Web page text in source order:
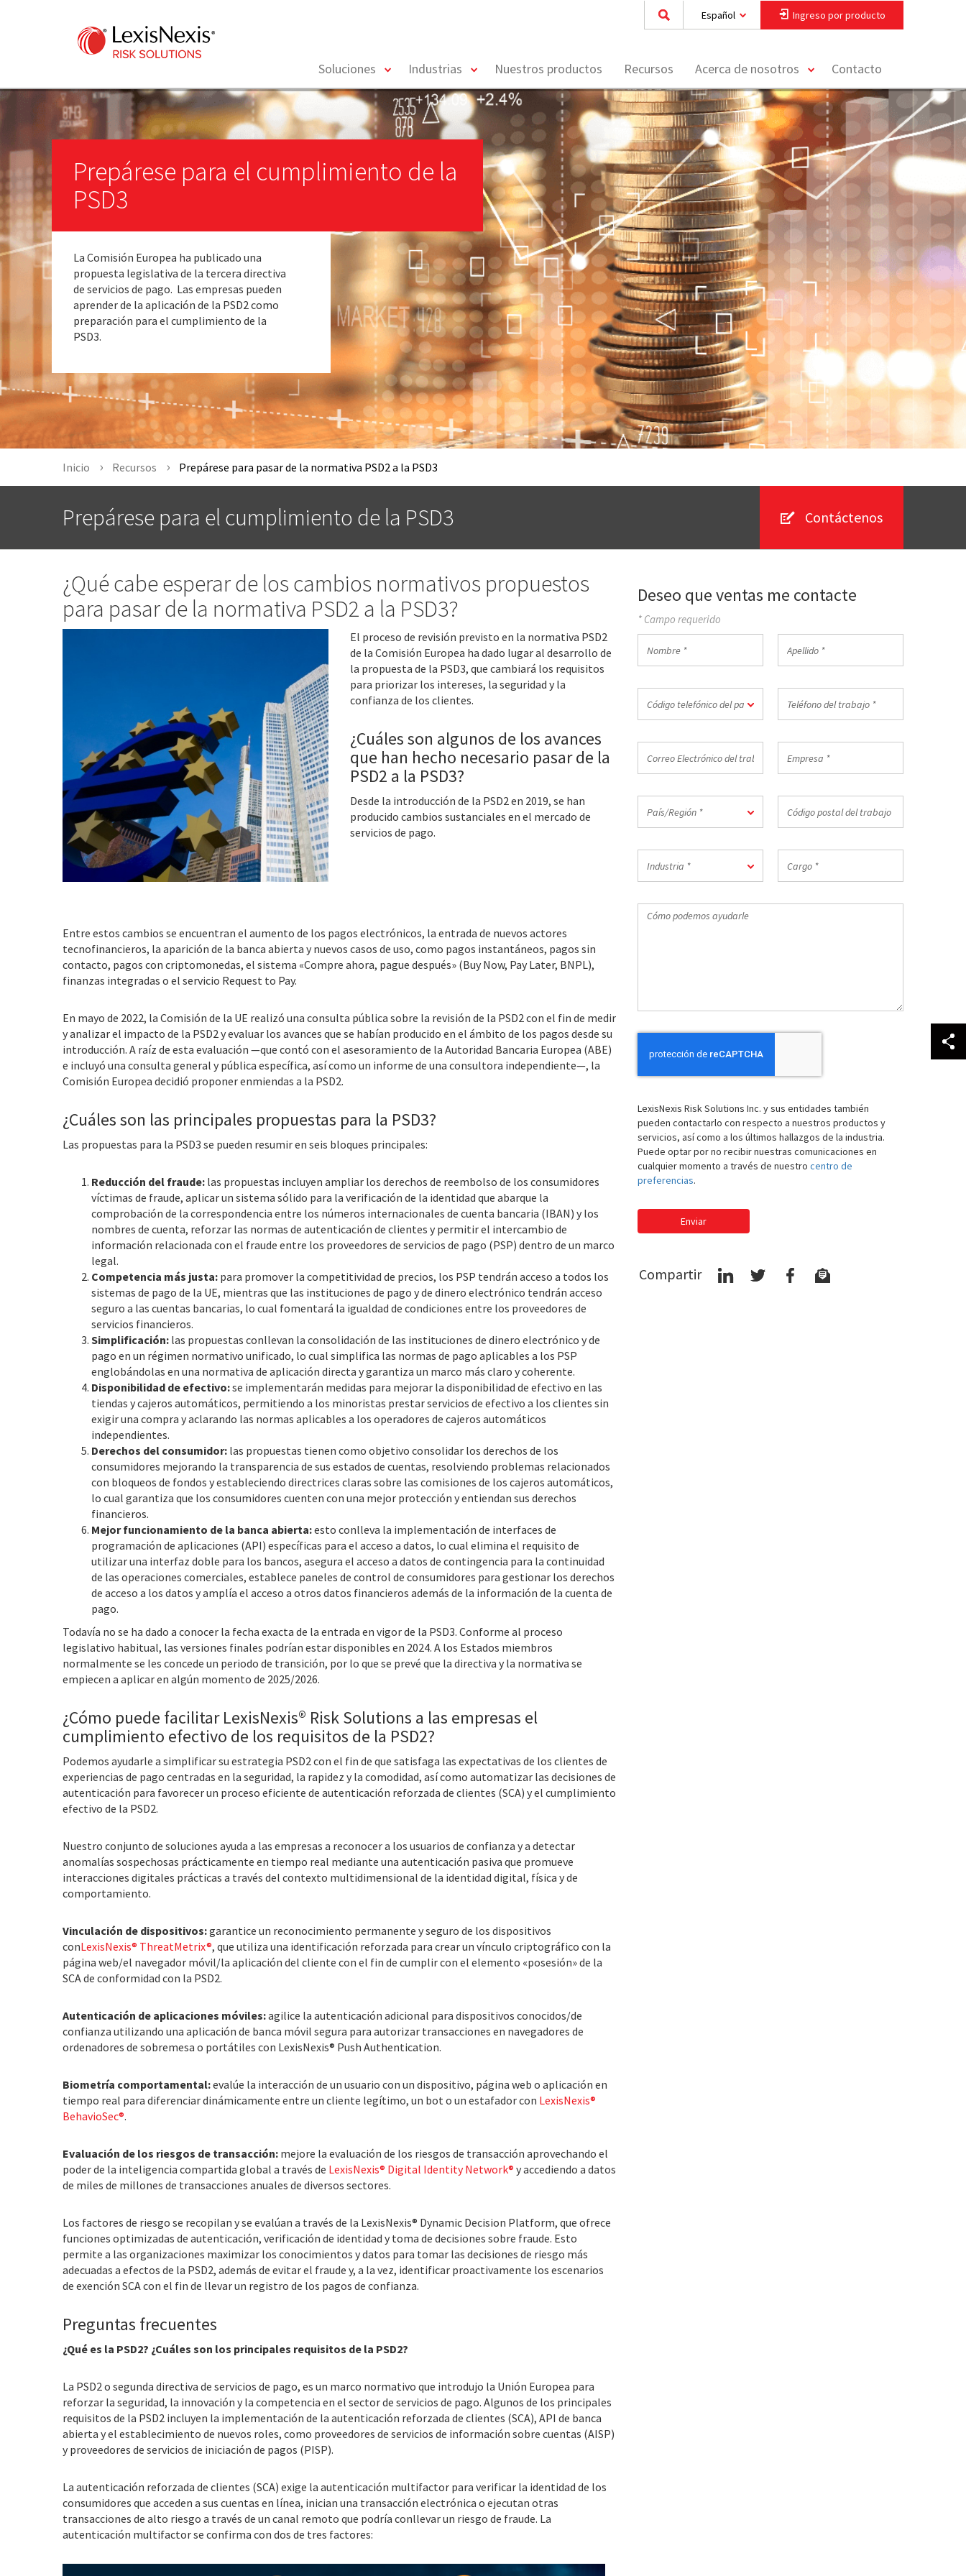
Español Ingreso por producto
Soluciones
toggleIndustrias
toggleNuestros productos Recursos Acerca de nosotros
toggleContacto
Prepárese para el cumplimiento de la
PSD3
La Comisión Europea ha publicado una
propuesta legislativa de la tercera directiva
de servicios de pago. Las empresas pueden
aprender de la aplicación de la PSD2 como
preparación para el cumplimiento de la
PSD3.
Inicio Recursos Prepárese para pasar de la normativa PSD2 a la PSD3
Prepárese para el cumplimiento de la PSD3 Contáctenos
¿Qué cabe esperar de los cambios normativos propuestos
para pasar de la normativa PSD2 a la PSD3?
El proceso de revisión previsto en la normativa PSD2
de la Comisión Europea ha dado lugar al desarrollo de
la propuesta de la PSD3, que cambiará los requisitos
para priorizar los intereses, la seguridad y la
confianza de los clientes.
¿Cuáles son algunos de los avances
que han hecho necesario pasar de la
PSD2 a la PSD3?
Desde la introducción de la PSD2 en 2019, se han
producido cambios sustanciales en el mercado de
servicios de pago.
Entre estos cambios se encuentran el aumento de los pagos electrónicos, la entrada de nuevos actores
tecnofinancieros, la aparición de la banca abierta y nuevos casos de uso, como pagos instantáneos, pagos sin
contacto, pagos con criptomonedas, el sistema «Compre ahora, pague después» (Buy Now, Pay Later, BNPL),
finanzas integradas o el servicio Request to Pay.
En mayo de 2022, la Comisión de la UE realizó una consulta pública sobre la revisión de la PSD2 con el fin de medir
y analizar el impacto de la PSD2 y evaluar los avances que se habían producido en el ámbito de los pagos desde su
introducción. A raíz de esta evaluación —que contó con el asesoramiento de la Autoridad Bancaria Europea (ABE)
e incluyó una consulta general y pública específica, así como un informe de una consultora independiente—, la
Comisión Europea decidió proponer enmiendas a la PSD2.
¿Cuáles son las principales propuestas para la PSD3?
Las propuestas para la PSD3 se pueden resumir en seis bloques principales:
Reducción del fraude: las propuestas incluyen ampliar los derechos de reembolso de los consumidores
víctimas de fraude, aplicar un sistema sólido para la verificación de la identidad que abarque la
comprobación de la correspondencia entre los números internacionales de cuenta bancaria (IBAN) y los
nombres de cuenta, reforzar las normas de autenticación de clientes y permitir el intercambio de
información relacionada con el fraude entre los proveedores de servicios de pago (PSP) dentro de un marco
legal.
Competencia más justa: para promover la competitividad de precios, los PSP tendrán acceso a todos los
sistemas de pago de la UE, mientras que las instituciones de pago y de dinero electrónico tendrán acceso
seguro a las cuentas bancarias, lo cual fomentará la igualdad de condiciones entre los proveedores de
servicios financieros.
Simplificación: las propuestas conllevan la consolidación de las instituciones de dinero electrónico y de
pago en un régimen normativo unificado, lo cual simplifica las normas de pago aplicables a los PSP
englobándolas en una normativa de aplicación directa y garantiza un marco más claro y coherente.
Disponibilidad de efectivo:se implementarán medidas para mejorar la disponibilidad de efectivo en las
tiendas y cajeros automáticos, permitiendo a los minoristas prestar servicios de efectivo a los clientes sin
exigir una compra y aclarando las normas aplicables a los operadores de cajeros automáticos
independientes.
Derechos del consumidor: las propuestas tienen como objetivo consolidar los derechos de los
consumidores mejorando la transparencia de sus estados de cuentas, resolviendo problemas relacionados
con bloqueos de fondos y estableciendo directrices claras sobre las comisiones de los cajeros automáticos,
lo cual garantiza que los consumidores cuenten con una mejor protección y entiendan sus derechos
financieros.
Mejor funcionamiento de la banca abierta:esto conlleva la implementación de interfaces de
programación de aplicaciones (API) específicas para el acceso a datos, lo cual elimina el requisito de
utilizar una interfaz doble para los bancos, asegura el acceso a datos de contingencia para la continuidad
de las operaciones comerciales, establece paneles de control de consumidores para gestionar los derechos
de acceso a los datos y amplía el acceso a otros datos financieros además de la información de la cuenta de
pago.
Todavía no se ha dado a conocer la fecha exacta de la entrada en vigor de la PSD3. Conforme al proceso
legislativo habitual, las versiones finales podrían estar disponibles en 2024. A los Estados miembros
normalmente se les concede un periodo de transición, por lo que se prevé que la directiva y la normativa se
empiecen a aplicar en algún momento de 2025/2026.
¿Cómo puede facilitar LexisNexis® Risk Solutions a las empresas el
cumplimiento efectivo de los requisitos de la PSD2?
Podemos ayudarle a simplificar su estrategia PSD2 con el fin de que satisfaga las expectativas de los clientes de
experiencias de pago centradas en la seguridad, la rapidez y la comodidad, así como automatizar las decisiones de
autenticación para favorecer un proceso eficiente de autenticación reforzada de clientes (SCA) y el cumplimiento
efectivo de la PSD2.
Nuestro conjunto de soluciones ayuda a las empresas a reconocer a los usuarios de confianza y a detectar
anomalías sospechosas prácticamente en tiempo real mediante una autenticación pasiva que promueve
interacciones digitales prácticas a través del contexto multidimensional de la identidad digital, física y de
comportamiento.
Vinculación de dispositivos:garantice un reconocimiento permanente y seguro de los dispositivos
conLexisNexis® ThreatMetrix®, que utiliza una identificación reforzada para crear un vínculo criptográfico con la
página web/el navegador móvil/la aplicación del cliente con el fin de cumplir con el elemento «posesión» de la
SCA de conformidad con la PSD2.
Autenticación de aplicaciones móviles:agilice la autenticación adicional para dispositivos conocidos/de
confianza utilizando una aplicación de banca móvil segura para autorizar transacciones en navegadores de
ordenadores de sobremesa o portátiles con LexisNexis® Push Authentication.
Biometría comportamental:evalúe la interacción de un usuario con un dispositivo, página web o aplicación en
tiempo real para diferenciar dinámicamente entre un cliente legítimo, un bot o un estafador con LexisNexis®
BehavioSec®.
Evaluación de los riesgos de transacción: mejore la evaluación de los riesgos de transacción aprovechando el
poder de la inteligencia compartida global a través de LexisNexis® Digital Identity Network® y accediendo a datos
de miles de millones de transacciones anuales de diversos sectores.
Los factores de riesgo se recopilan y se evalúan a través de la LexisNexis® Dynamic Decision Platform, que ofrece
funciones optimizadas de autenticación, verificación de identidad y toma de decisiones sobre fraude. Esto
permite a las organizaciones maximizar los conocimientos y datos para tomar las decisiones de riesgo más
adecuadas a efectos de la PSD2, además de evitar el fraude y, a la vez, identificar proactivamente los escenarios
de exención SCA con el fin de llevar un registro de los pagos de confianza.
Preguntas frecuentes
¿Qué es la PSD2? ¿Cuáles son los principales requisitos de la PSD2?
La PSD2 o segunda directiva de servicios de pago, es un marco normativo que introdujo la Unión Europea para
reforzar la seguridad, la innovación y la competencia en el sector de servicios de pago. Algunos de los principales
requisitos de la PSD2 incluyen la implementación de la autenticación reforzada de clientes (SCA), API de banca
abierta y el establecimiento de nuevos roles, como proveedores de servicios de información sobre cuentas (AISP)
y proveedores de servicios de iniciación de pagos (PISP).
La autenticación reforzada de clientes (SCA) exige la autenticación multifactor para verificar la identidad de los
consumidores que acceden a sus cuentas en línea, inician una transacción electrónica o ejecutan otras
transacciones de alto riesgo a través de un canal remoto que podría conllevar un riesgo de fraude. La
autenticación multifactor se confirma con dos de tres factores:
Deseo que ventas me contacte
* Campo requerido
telefónico
país
Código telefónico del país *
del
*
Electrónico
trabajo
País/Región *
postal
trabajo
Industria *
Cómo
LexisNexis Risk Solutions Inc. y sus entidades también
pueden contactarlo con respecto a nuestros productos y
servicios, así como a los últimos hallazgos de la industria.
Puede optar por no recibir nuestras comunicaciones en
cualquier momento a través de nuestro centro de
preferencias.
Enviar
Compartir